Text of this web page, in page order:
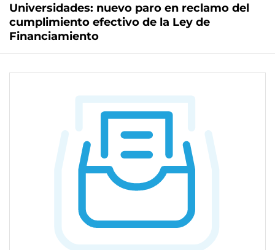
Universidades: nuevo paro en reclamo del
cumplimiento efectivo de la Ley de
Financiamiento